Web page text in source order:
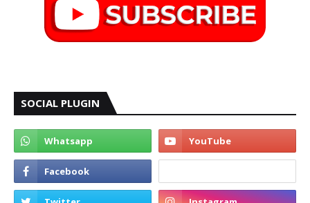
SOCIAL PLUGIN